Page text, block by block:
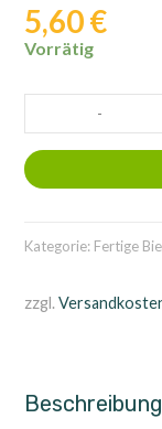
5,60€
Vorrätig
mit
Osterrei
und
-
Kategorie: Fertige
zzgl.
Beschreibung